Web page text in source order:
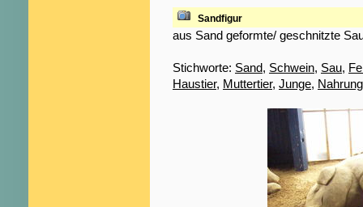
Sandfigur
aus Sand geformte/ geschnitzte
Stichworte: Sand, Schwein, Sau,
Haustier, Muttertier, Junge,